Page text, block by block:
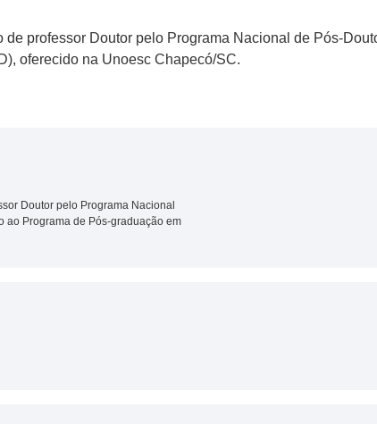
professor Doutor pelo Programa Nacional de Pós-
oferecido na Unoesc Chapecó/SC.
Doutor pelo Programa Nacional
ao Programa de Pós-graduação em